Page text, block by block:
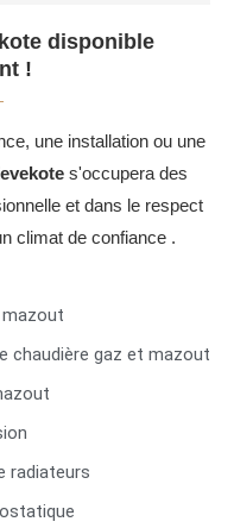
disponible
!
une installation ou une
s'occupera des
et dans le respect
climat de confiance .
mazout
chaudière gaz et mazout
radiateurs